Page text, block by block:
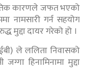
कारणले जफत भएको
नामसारी गर्न सहयोग
मुद्दा दायर गरेको हो ।
ले ललिता निवासको
हिनामिनामा मुद्दा